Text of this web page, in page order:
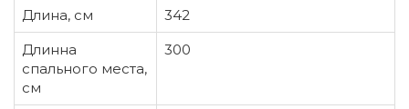
Длина, см
342
Длинна
спального места,
см
300